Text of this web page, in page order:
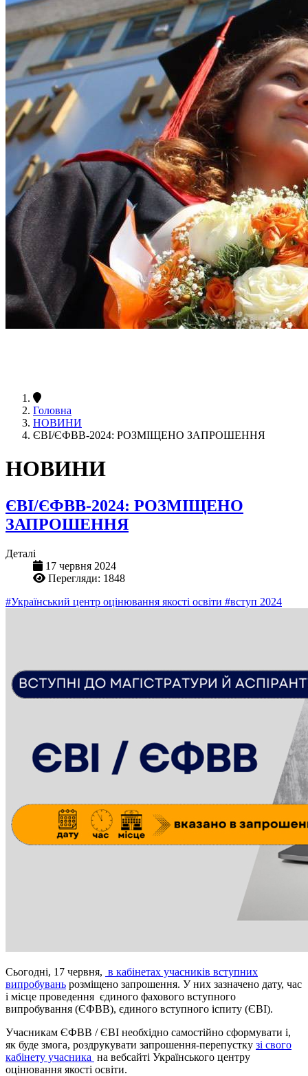
Головна
НОВИНИ
ЄВІ/ЄФВВ-2024: РОЗМІЩЕНО ЗАПРОШЕННЯ
НОВИНИ
ЄВІ/ЄФВВ-2024: РОЗМІЩЕНО
ЗАПРОШЕННЯ
Деталі
17 червня 2024
Перегляди: 1848
#Український центр оцінювання якості освіти #вступ 2024
Сьогодні, 17 червня, в кабінетах учасників вступних
випробувань розміщено запрошення. У них зазначено дату, час
і місце проведення єдиного фахового вступного
випробування (ЄФВВ), єдиного вступного іспиту (ЄВІ).
Учасникам ЄФВВ / ЄВІ необхідно самостійно сформувати і,
як буде змога, роздрукувати запрошення-перепустку зі свого
кабінету учасника на вебсайті Українського центру
оцінювання якості освіти.